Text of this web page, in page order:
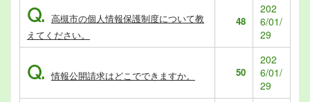
Q. 高槻市の個人情報保護制度について教
えてください。
48
202
6/01/
29
Q. 情報公開請求はどこでできますか。 50
202
6/01/
29